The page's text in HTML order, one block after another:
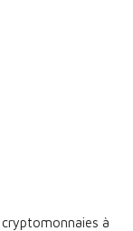
cryptomonnaies à